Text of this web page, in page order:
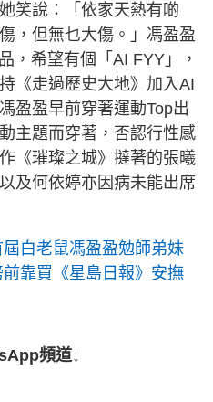
笑說：「依家天熱有啲
，但無乜大傷。」馮盈盈
，希望有個「AI FYY」，
《走過歷史大地》加入AI
盈盈早前穿著運動Top出
主題而穿著，否認行性感
《璀璨之城》撻著的張曦
及何依婷亦因病未能出席
白老鼠馮盈盈勉師弟妹
靠買《星島日報》安撫
頻道↓